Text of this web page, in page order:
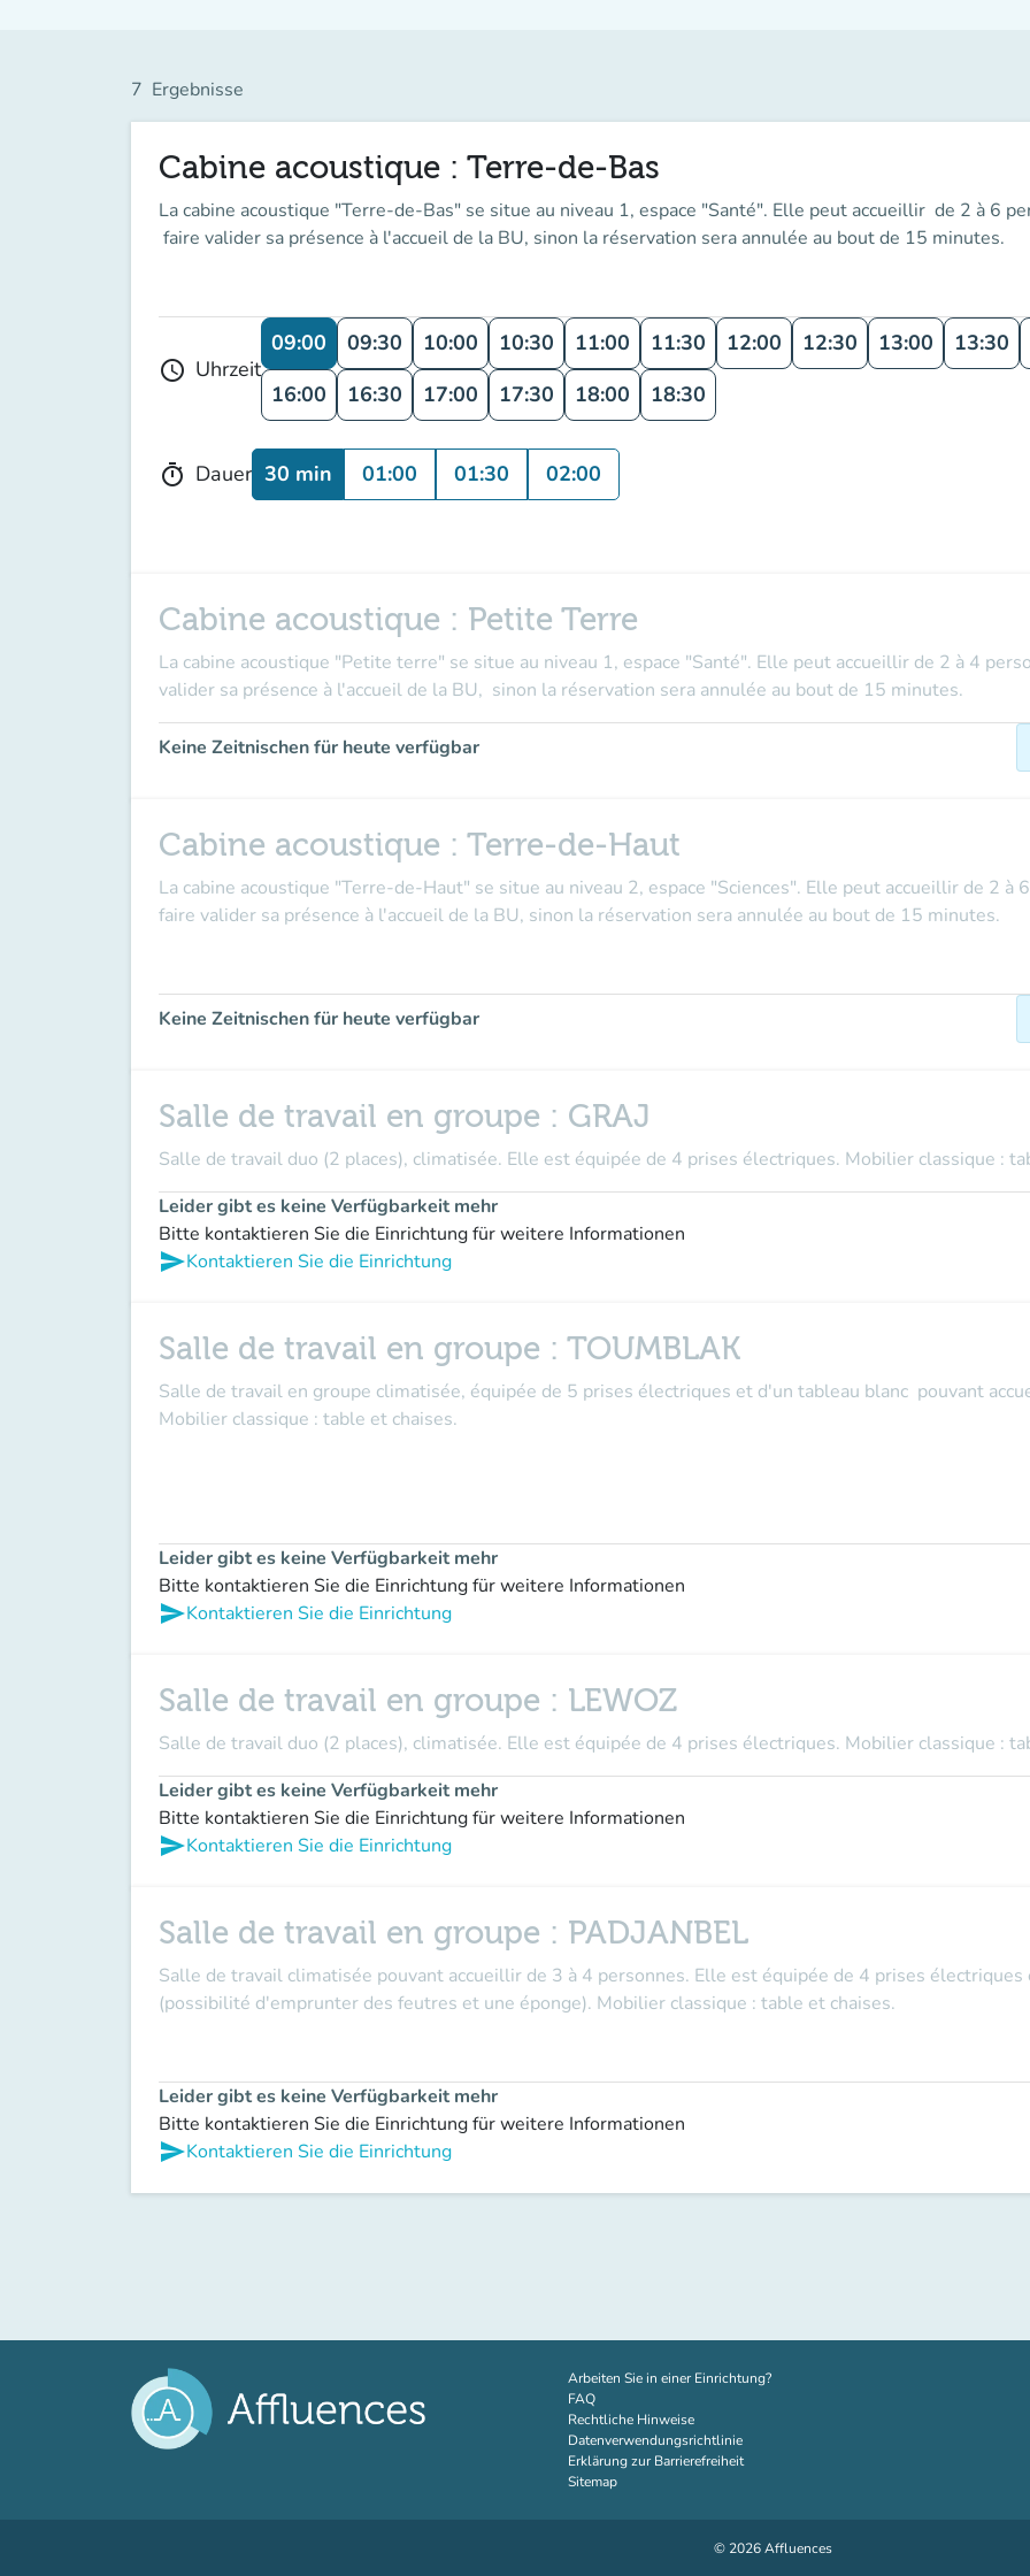
7 Ergebnisse
Cabine acoustique : Terre-de-Bas
La cabine acoustique "Terre-de-Bas" se situe au niveau 1, espace "Santé". Elle peut accueillir de 2 à 6
faire valider sa présence à l'accueil de la BU, sinon la réservation sera annulée au bout de 15 minutes.
schedule Uhrzeit
09:00 09:30 10:00 10:30 11:00 11:30 12:00 12:30 13:00 13:30
16:00
16:30 17:00 17:30 18:00 18:30
timer Dauer 30 min 01:00 01:30 02:00
Cabine acoustique : Petite Terre
La cabine acoustique "Petite terre" se situe au niveau 1, espace "Santé". Elle peut accueillir de 2 à 4
valider sa présence à l'accueil de la BU, sinon la réservation sera annulée au bout de 15 minutes.
Keine Zeitnischen für heute verfügbar
Cabine acoustique : Terre-de-Haut
La cabine acoustique "Terre-de-Haut" se situe au niveau 2, espace "Sciences". Elle peut accueillir de 2 à
faire valider sa présence à l'accueil de la BU, sinon la réservation sera annulée au bout de 15 minutes.
Keine Zeitnischen für heute verfügbar
Salle de travail en groupe : GRAJ
Salle de travail duo (2 places), climatisée. Elle est équipée de 4 prises électriques. Mobilier classique :
Leider gibt es keine Verfügbarkeit mehr
Bitte kontaktieren Sie die Einrichtung für weitere Informationen
sendKontaktieren Sie die Einrichtung
Salle de travail en groupe : TOUMBLAK
Salle de travail en groupe climatisée, équipée de 5 prises électriques et d'un tableau blanc pouvant
Mobilier classique : table et chaises.
Leider gibt es keine Verfügbarkeit mehr
Bitte kontaktieren Sie die Einrichtung für weitere Informationen
sendKontaktieren Sie die Einrichtung
Salle de travail en groupe : LEWOZ
Salle de travail duo (2 places), climatisée. Elle est équipée de 4 prises électriques. Mobilier classique :
Leider gibt es keine Verfügbarkeit mehr
Bitte kontaktieren Sie die Einrichtung für weitere Informationen
sendKontaktieren Sie die Einrichtung
Salle de travail en groupe : PADJANBEL
Salle de travail climatisée pouvant accueillir de 3 à 4 personnes. Elle est équipée de 4 prises
(possibilité d'emprunter des feutres et une éponge). Mobilier classique : table et chaises.
Leider gibt es keine Verfügbarkeit mehr
Bitte kontaktieren Sie die Einrichtung für weitere Informationen
sendKontaktieren Sie die Einrichtung
Arbeiten Sie in einer Einrichtung?(new tab)
FAQ
Rechtliche Hinweise
Datenverwendungsrichtlinie
Erklärung zur Barrierefreiheit
Sitemap
© 2026 Affluences